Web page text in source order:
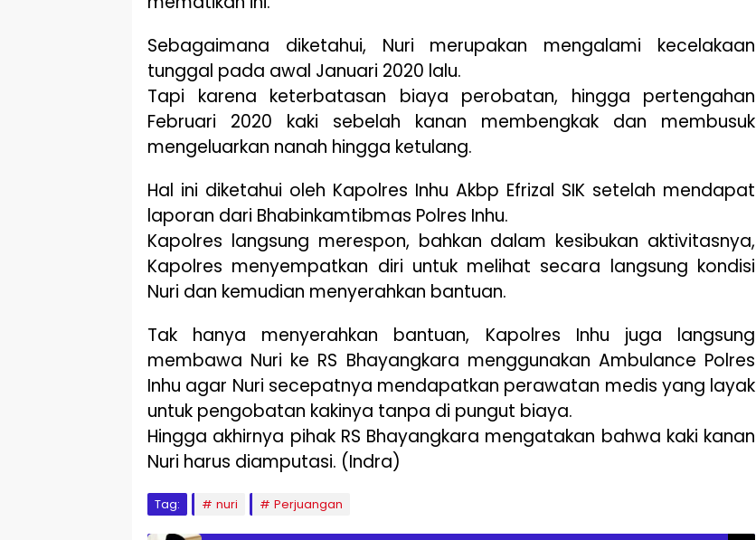
Sebagaimana diketahui, Nuri merupakan mengalami kecelakaan
tunggal pada awal Januari 2020 lalu.
Tapi karena keterbatasan biaya perobatan, hingga pertengahan
Februari 2020 kaki sebelah kanan membengkak dan membusuk
mengeluarkan nanah hingga ketulang.
Hal ini diketahui oleh Kapolres Inhu Akbp Efrizal SIK setelah mendapat
laporan dari Bhabinkamtibmas Polres Inhu.
Kapolres langsung merespon, bahkan dalam kesibukan aktivitasnya,
Kapolres menyempatkan diri untuk melihat secara langsung kondisi
Nuri dan kemudian menyerahkan bantuan.
Tak hanya menyerahkan bantuan, Kapolres Inhu juga langsung
membawa Nuri ke RS Bhayangkara menggunakan Ambulance Polres
Inhu agar Nuri secepatnya mendapatkan perawatan medis yang layak
untuk pengobatan kakinya tanpa di pungut biaya.
Hingga akhirnya pihak RS Bhayangkara mengatakan bahwa kaki kanan
Nuri harus diamputasi. (Indra)
Tag: nuri Perjuangan